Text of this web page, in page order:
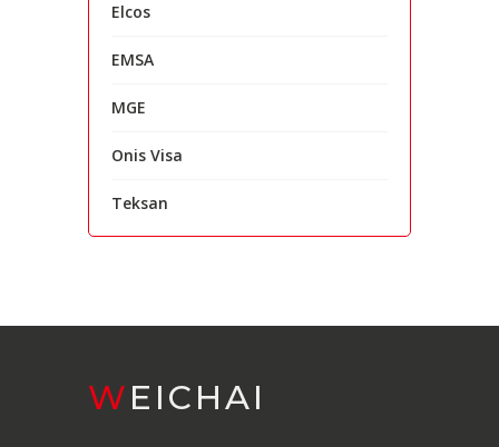
Elcos
EMSA
MGE
Onis Visa
Teksan
WEICHAI